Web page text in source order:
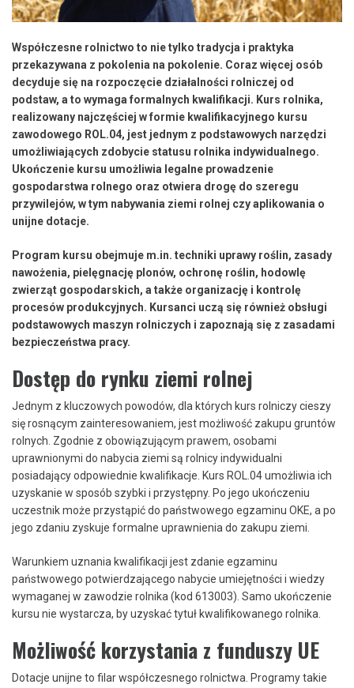
Współczesne rolnictwo to nie tylko tradycja i praktyka
przekazywana z pokolenia na pokolenie. Coraz więcej osób
decyduje się na rozpoczęcie działalności rolniczej od
podstaw, a to wymaga formalnych kwalifikacji. Kurs rolnika,
realizowany najczęściej w formie kwalifikacyjnego kursu
zawodowego ROL.04, jest jednym z podstawowych narzędzi
umożliwiających zdobycie statusu rolnika indywidualnego.
Ukończenie kursu umożliwia legalne prowadzenie
gospodarstwa rolnego oraz otwiera drogę do szeregu
przywilejów, w tym nabywania ziemi rolnej czy aplikowania o
unijne dotacje.
Program kursu obejmuje m.in. techniki uprawy roślin, zasady
nawożenia, pielęgnację plonów, ochronę roślin, hodowlę
zwierząt gospodarskich, a także organizację i kontrolę
procesów produkcyjnych. Kursanci uczą się również obsługi
podstawowych maszyn rolniczych i zapoznają się z zasadami
bezpieczeństwa pracy.
Dostęp do rynku ziemi rolnej
Jednym z kluczowych powodów, dla których kurs rolniczy cieszy
się rosnącym zainteresowaniem, jest możliwość zakupu gruntów
rolnych. Zgodnie z obowiązującym prawem, osobami
uprawnionymi do nabycia ziemi są rolnicy indywidualni
posiadający odpowiednie kwalifikacje. Kurs ROL.04 umożliwia ich
uzyskanie w sposób szybki i przystępny. Po jego ukończeniu
uczestnik może przystąpić do państwowego egzaminu OKE, a po
jego zdaniu zyskuje formalne uprawnienia do zakupu ziemi.
Warunkiem uznania kwalifikacji jest zdanie egzaminu
państwowego potwierdzającego nabycie umiejętności i wiedzy
wymaganej w zawodzie rolnika (kod 613003). Samo ukończenie
kursu nie wystarcza, by uzyskać tytuł kwalifikowanego rolnika.
Możliwość korzystania z funduszy UE
Dotacje unijne to filar współczesnego rolnictwa. Programy takie